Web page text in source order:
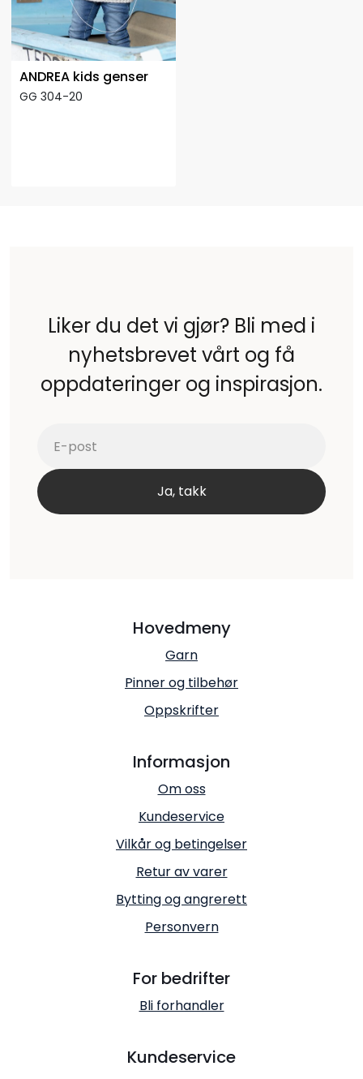
ANDREA kids genser
GG 304-20
Liker du det vi gjør? Bli med i
nyhetsbrevet vårt og få
oppdateringer og inspirasjon.
Hovedmeny
Garn
Pinner og tilbehør
Oppskrifter
Informasjon
Om oss
Kundeservice
Vilkår og betingelser
Retur av varer
Bytting og angrerett
Personvern
For bedrifter
Bli forhandler
Kundeservice